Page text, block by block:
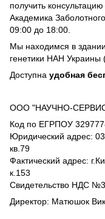
получить
Академика
09:00 до 18:00.
Мы находимся в
генетики НАН Украины
Доступна удобная
ООО "НАУЧНО-
Код по ЕГРПОУ
Юридический адрес:
кв.79
Фактический адрес:
к.153
Свидетельство НДС
Директор: Матюшок